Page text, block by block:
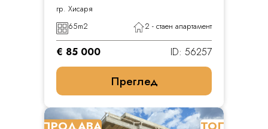
гр. Хисаря
65m2 2 - стаен апартамент
€ 85 000 ID: 56257
Преглед